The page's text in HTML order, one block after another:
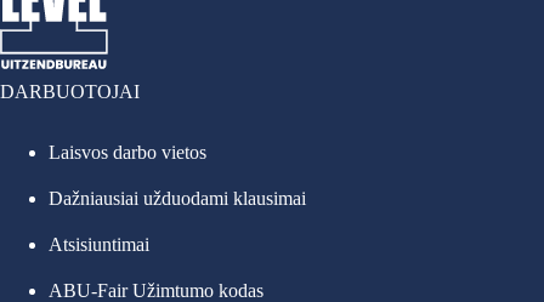
DARBUOTOJAI
Laisvos darbo vietos
Dažniausiai užduodami klausimai
Atsisiuntimai
ABU-Fair Užimtumo kodas